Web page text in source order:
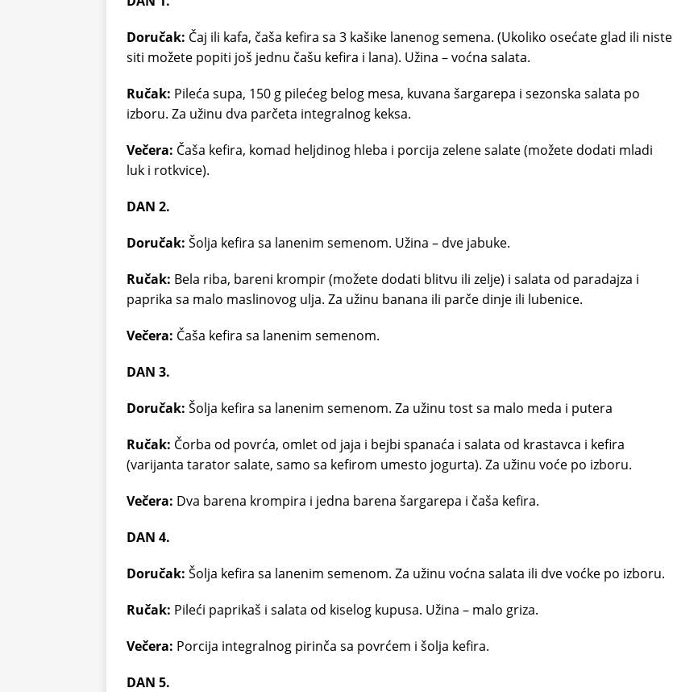
Doručak: Čaj ili kafa, čaša kefira sa 3 kašike lanenog semena. (Ukoliko osećate glad ili niste
siti možete popiti još jednu čašu kefira i lana). Užina – voćna salata.
Ručak: Pileća supa, 150 g pilećeg belog mesa, kuvana šargarepa i sezonska salata po
izboru. Za užinu dva parčeta integralnog keksa.
Večera: Čaša kefira, komad heljdinog hleba i porcija zelene salate (možete dodati mladi
luk i rotkvice).
DAN 2.
Doručak: Šolja kefira sa lanenim semenom. Užina – dve jabuke.
Ručak: Bela riba, bareni krompir (možete dodati blitvu ili zelje) i salata od paradajza i
paprika sa malo maslinovog ulja. Za užinu banana ili parče dinje ili lubenice.
Večera: Čaša kefira sa lanenim semenom.
DAN 3.
Doručak: Šolja kefira sa lanenim semenom. Za užinu tost sa malo meda i putera
Ručak: Čorba od povrća, omlet od jaja i bejbi spanaća i salata od krastavca i kefira
(varijanta tarator salate, samo sa kefirom umesto jogurta). Za užinu voće po izboru.
Večera: Dva barena krompira i jedna barena šargarepa i čaša kefira.
DAN 4.
Doručak: Šolja kefira sa lanenim semenom. Za užinu voćna salata ili dve voćke po izboru.
Ručak: Pileći paprikaš i salata od kiselog kupusa. Užina – malo griza.
Večera: Porcija integralnog pirinča sa povrćem i šolja kefira.
DAN 5.